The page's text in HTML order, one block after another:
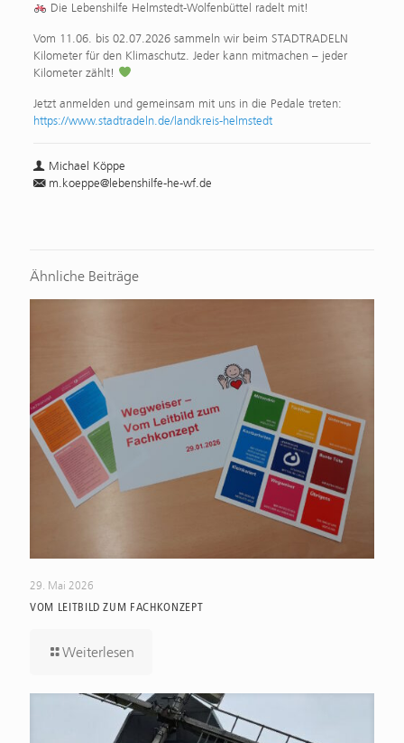
Die Lebenshilfe Helmstedt-Wolfenbüttel radelt mit!
Vom 11.06. bis 02.07.2026 sammeln wir beim STADTRADELN
Kilometer für den Klimaschutz. Jeder kann mitmachen – jeder
Kilometer zählt!
Jetzt anmelden und gemeinsam mit uns in die Pedale treten:
https://www.stadtradeln.de/landkreis-helmstedt
Michael Köppe
m.koeppe@lebenshilfe-he-wf.de
Ähnliche Beiträge
29. Mai 2026
VOM LEITBILD ZUM FACHKONZEPT
Weiterlesen